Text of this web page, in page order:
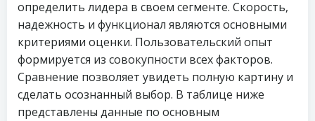
определить лидера в своем сегменте. Скорость,
надежность и функционал являются основными
критериями оценки. Пользовательский опыт
формируется из совокупности всех факторов.
Сравнение позволяет увидеть полную картину и
сделать осознанный выбор. В таблице ниже
представлены данные по основным